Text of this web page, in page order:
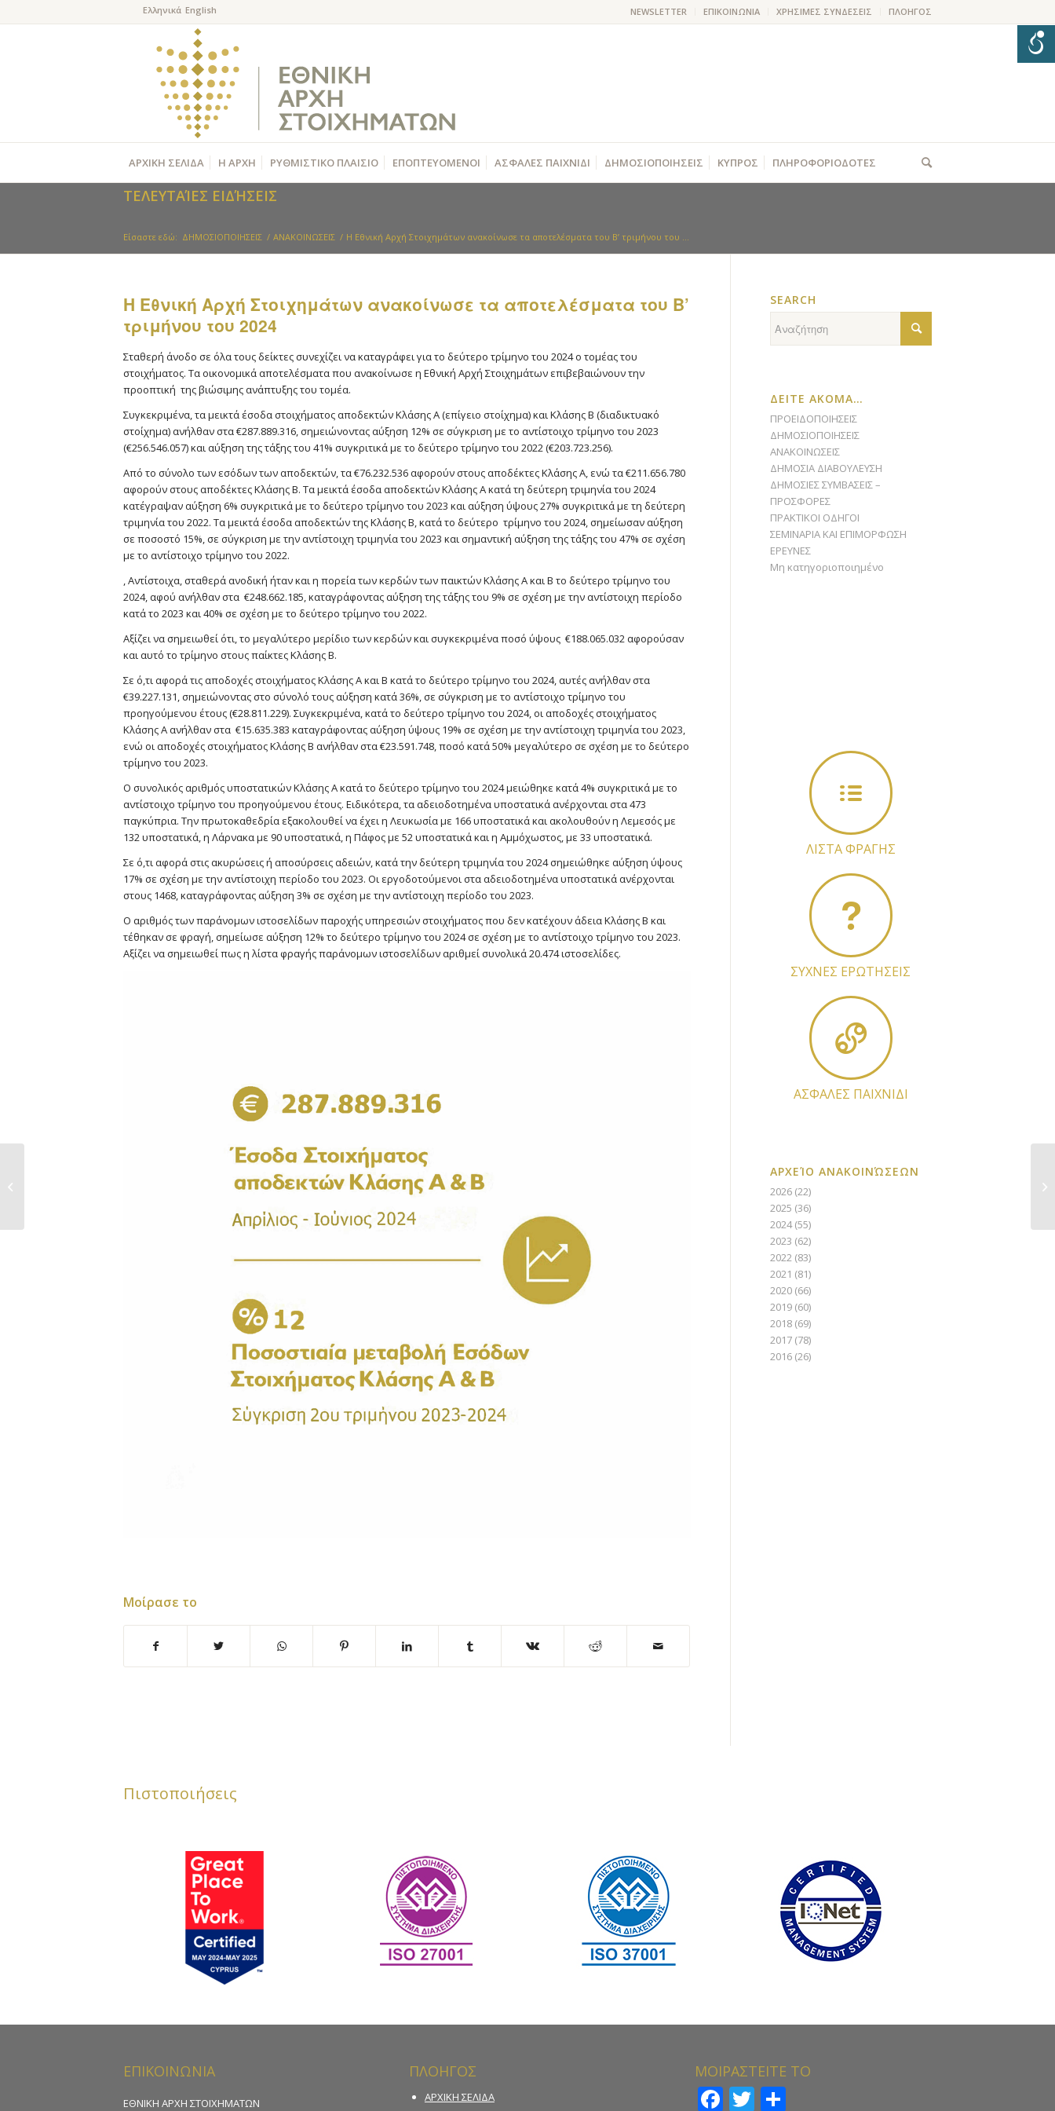
NEWSLETTER ΕΠΙΚΟΙΝΩΝΙΑ ΧΡΗΣΙΜΕΣ ΣΥΝΔΕΣΕΙΣ ΠΛΟΗΓΟΣ
ΑΡΧΙΚΗ ΣΕΛΙΔΑ Η ΑΡΧΗ ΡΥΘΜΙΣΤΙΚΟ ΠΛΑΙΣΙΟ ΕΠΟΠΤΕΥΟΜΕΝΟΙ ΑΣΦΑΛΕΣ ΠΑΙΧΝΙΔΙ ΔΗΜΟΣΙΟΠΟΙΗΣΕΙΣ ΚΥΠΡΟΣ ΠΛΗΡΟΦΟΡΙΟΔΟΤΕΣ
ΤΕΛΕΥΤΑΊΕΣ ΕΙΔΉΣΕΙΣ
Είσαστε εδώ: ΔΗΜΟΣΙΟΠΟΙΗΣΕΙΣ / ΑΝΑΚΟΙΝΩΣΕΙΣ / Η Εθνική Αρχή Στοιχημάτων ανακοίνωσε τα αποτελέσματα του Β’ τριμήνου του ...
Η Εθνική Αρχή Στοιχημάτων ανακοίνωσε τα αποτελέσματα του Β’
τριμήνου του 2024
Σταθερή άνοδο σε όλα τους δείκτες συνεχίζει να καταγράφει για το δεύτερο τρίμηνο του 2024 ο τομέας του
στοιχήματος. Τα οικονομικά αποτελέσματα που ανακοίνωσε η Εθνική Αρχή Στοιχημάτων επιβεβαιώνουν την
προοπτική της βιώσιμης ανάπτυξης του τομέα.
Συγκεκριμένα, τα μεικτά έσοδα στοιχήματος αποδεκτών Κλάσης Α (επίγειο στοίχημα) και Κλάσης Β (διαδικτυακό
στοίχημα) ανήλθαν στα €287.889.316, σημειώνοντας αύξηση 12% σε σύγκριση με το αντίστοιχο τρίμηνο του 2023
(€256.546.057) και αύξηση της τάξης του 41% συγκριτικά με το δεύτερο τρίμηνο του 2022 (€203.723.256).
Από το σύνολο των εσόδων των αποδεκτών, τα €76.232.536 αφορούν στους αποδέκτες Κλάσης Α, ενώ τα €211.656.780
αφορούν στους αποδέκτες Κλάσης Β. Τα μεικτά έσοδα αποδεκτών Κλάσης Α κατά τη δεύτερη τριμηνία του 2024
κατέγραψαν αύξηση 6% συγκριτικά με το δεύτερο τρίμηνο του 2023 και αύξηση ύψους 27% συγκριτικά με τη δεύτερη
τριμηνία του 2022. Τα μεικτά έσοδα αποδεκτών της Κλάσης Β, κατά το δεύτερο τρίμηνο του 2024, σημείωσαν αύξηση
σε ποσοστό 15%, σε σύγκριση με την αντίστοιχη τριμηνία του 2023 και σημαντική αύξηση της τάξης του 47% σε σχέση
με το αντίστοιχο τρίμηνο του 2022.
, Αντίστοιχα, σταθερά ανοδική ήταν και η πορεία των κερδών των παικτών Κλάσης Α και Β το δεύτερο τρίμηνο του
2024, αφού ανήλθαν στα €248.662.185, καταγράφοντας αύξηση της τάξης του 9% σε σχέση με την αντίστοιχη περίοδο
κατά το 2023 και 40% σε σχέση με το δεύτερο τρίμηνο του 2022.
Αξίζει να σημειωθεί ότι, το μεγαλύτερο μερίδιο των κερδών και συγκεκριμένα ποσό ύψους €188.065.032 αφορούσαν
και αυτό το τρίμηνο στους παίκτες Κλάσης Β.
Σε ό,τι αφορά τις αποδοχές στοιχήματος Κλάσης Α και Β κατά το δεύτερο τρίμηνο του 2024, αυτές ανήλθαν στα
€39.227.131, σημειώνοντας στο σύνολό τους αύξηση κατά 36%, σε σύγκριση με το αντίστοιχο τρίμηνο του
προηγούμενου έτους (€28.811.229). Συγκεκριμένα, κατά το δεύτερο τρίμηνο του 2024, οι αποδοχές στοιχήματος
Κλάσης Α ανήλθαν στα €15.635.383 καταγράφοντας αύξηση ύψους 19% σε σχέση με την αντίστοιχη τριμηνία του 2023,
ενώ οι αποδοχές στοιχήματος Κλάσης Β ανήλθαν στα €23.591.748, ποσό κατά 50% μεγαλύτερο σε σχέση με το δεύτερο
τρίμηνο του 2023.
Ο συνολικός αριθμός υποστατικών Κλάσης Α κατά το δεύτερο τρίμηνο του 2024 μειώθηκε κατά 4% συγκριτικά με το
αντίστοιχο τρίμηνο του προηγούμενου έτους. Ειδικότερα, τα αδειοδοτημένα υποστατικά ανέρχονται στα 473
παγκύπρια. Την πρωτοκαθεδρία εξακολουθεί να έχει η Λευκωσία με 166 υποστατικά και ακολουθούν η Λεμεσός με
132 υποστατικά, η Λάρνακα με 90 υποστατικά, η Πάφος με 52 υποστατικά και η Αμμόχωστος, με 33 υποστατικά.
Σε ό,τι αφορά στις ακυρώσεις ή αποσύρσεις αδειών, κατά την δεύτερη τριμηνία του 2024 σημειώθηκε αύξηση ύψους
17% σε σχέση με την αντίστοιχη περίοδο του 2023. Οι εργοδοτούμενοι στα αδειοδοτημένα υποστατικά ανέρχονται
στους 1468, καταγράφοντας αύξηση 3% σε σχέση με την αντίστοιχη περίοδο του 2023.
Ο αριθμός των παράνομων ιστοσελίδων παροχής υπηρεσιών στοιχήματος που δεν κατέχουν άδεια Κλάσης Β και
τέθηκαν σε φραγή, σημείωσε αύξηση 12% το δεύτερο τρίμηνο του 2024 σε σχέση με το αντίστοιχο τρίμηνο του 2023.
Αξίζει να σημειωθεί πως η λίστα φραγής παράνομων ιστοσελίδων αριθμεί συνολικά 20.474 ιστοσελίδες.
Μοίρασε το
SEARCH
ΔΕΙΤΕ ΑΚΟΜΑ…
ΠΡΟΕΙΔΟΠΟΙΗΣΕΙΣ
ΔΗΜΟΣΙΟΠΟΙΗΣΕΙΣ
ΑΝΑΚΟΙΝΩΣΕΙΣ
ΔΗΜΟΣΙΑ ΔΙΑΒΟΥΛΕΥΣΗ
ΔΗΜΟΣΙΕΣ ΣΥΜΒΑΣΕΙΣ –
ΠΡΟΣΦΟΡΕΣ
ΠΡΑΚΤΙΚΟΙ ΟΔΗΓΟΙ
ΣΕΜΙΝΑΡΙΑ ΚΑΙ ΕΠΙΜΟΡΦΩΣΗ
ΕΡΕΥΝΕΣ
Μη κατηγοριοποιημένο
ΛΙΣΤΑ ΦΡΑΓΗΣ
ΣΥΧΝΕΣ ΕΡΩΤΗΣΕΙΣ
ΑΣΦΑΛΕΣ ΠΑΙΧΝΙΔΙ
ΑΡΧΕΊΟ ΑΝΑΚΟΙΝΏΣΕΩΝ
2026(22)
2025 (36)
2024(55)
2023 (62)
2022(83)
2021 (81)
2020(66)
2019(60)
2018(69)
2017(78)
2016(26)
Πιστοποιήσεις
ΕΠΙΚΟΙΝΩΝΙΑ
ΕΘΝΙΚΗ ΑΡΧΗ ΣΤΟΙΧΗΜΑΤΩΝ
ΠΛΟΗΓΟΣ
ΑΡΧΙΚΗ ΣΕΛΙΔΑ
ΜΟΙΡΑΣΤΕΙΤΕ ΤΟ
Facebook
Twitter
Μοιραστείτε